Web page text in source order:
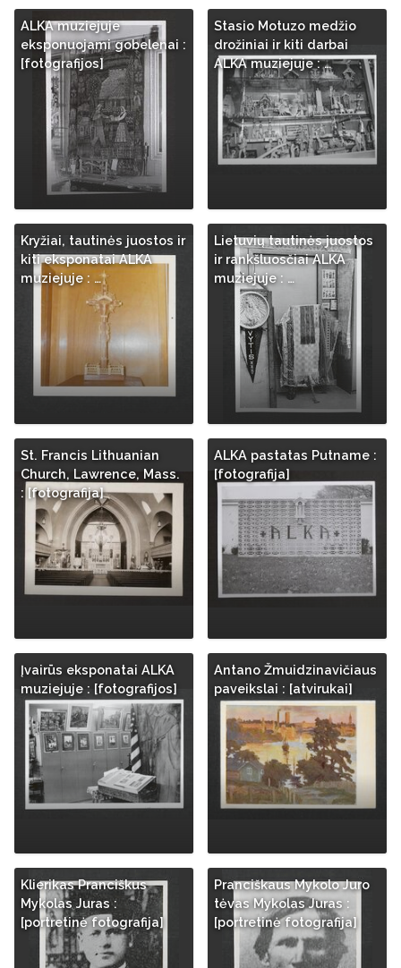
ALKA muziejuje
eksponuojami gobelenai :
[fotografijos]
Stasio Motuzo medžio
drožiniai ir kiti darbai
ALKA muziejuje : …
Kryžiai, tautinės juostos ir
kiti eksponatai ALKA
muziejuje : …
Lietuvių tautinės juostos
ir rankšluosčiai ALKA
muziejuje : …
St. Francis Lithuanian
Church, Lawrence, Mass.
: [fotografija]
ALKA pastatas Putname :
[fotografija]
Įvairūs eksponatai ALKA
muziejuje : [fotografijos]
Antano Žmuidzinavičiaus
paveikslai : [atvirukai]
Klierikas Pranciškus
Mykolas Juras :
[portretinė fotografija]
Pranciškaus Mykolo Juro
tėvas Mykolas Juras :
[portretinė fotografija]